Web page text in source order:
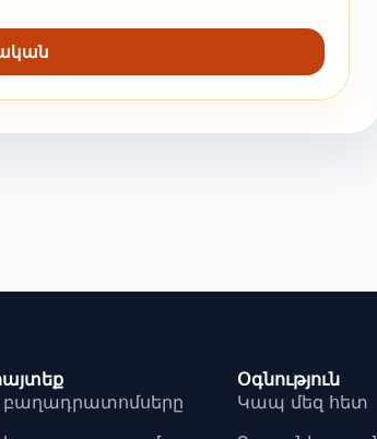
բաղադրատոմսերը
Օգնություն
Կապ մեզ հետ